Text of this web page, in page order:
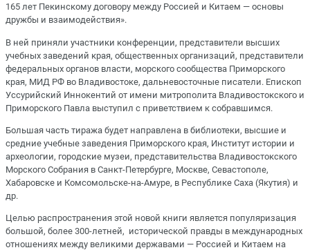
165 лет Пекинскому договору между Россией и Китаем — основы
дружбы и взаимодействия».
В ней приняли участники конференции, представители высших
учебных заведений края, общественных организаций, представители
федеральных органов власти, морского сообщества Приморского
края, МИД РФ во Владивостоке, дальневосточные писатели. Епископ
Уссурийский Иннокентий от имени митрополита Владивостокского и
Приморского Павла выступил с приветствием к собравшимся.
Большая часть тиража будет направлена в библиотеки, высшие и
средние учебные заведения Приморского края, Институт истории и
археологии, городские музеи, представительства Владивостокского
Морского Собрания в Санкт-Петербурге, Москве, Севастополе,
Хабаровске и Комсомольске-на-Амуре, в Республике Саха (Якутия) и
др.
Целью распространения этой новой книги является популяризация
большой, более 300-летней, исторической правды в международных
отношениях между великими державами — Россией и Китаем на